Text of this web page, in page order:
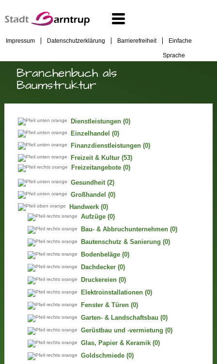
Impressum Datenschutzerklärung Barrierefreiheit Einfache
Sprache
Branchenbuch als
Baumstruktur
Dienstleistungen (0)
Einzelhandel (0)
Finanzdienstleistungen (0)
Freizeit & Kultur (53)
Freizeitangebote (0)
Gesundheit (2)
Großhandel (0)
Handwerk (0)
Aufzüge (0)
Bau- & Abbruchunternehmen (0)
Bautenschutz & Sanierung (0)
Bodenbeläge (0)
Dachdecker (0)
Druckereien (0)
Elektroinstallationen (0)
Fenster & Türen (0)
Garten- & Landschaftsbau (0)
Gerüstbau und -vermietung (0)
Glas, Papier & Keramik (0)
Goldschmiede (0)